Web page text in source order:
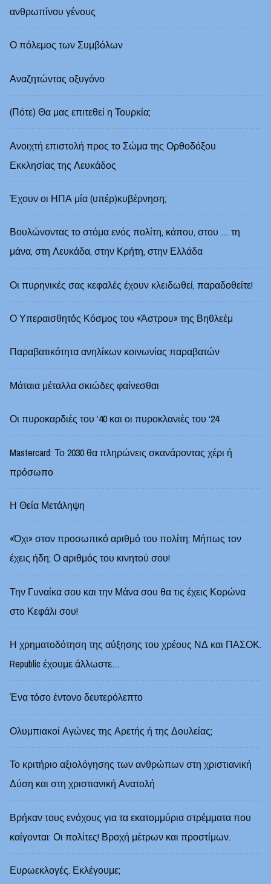
ανθρωπίνου γένους
Ο πόλεμος των Συμβόλων
Αναζητώντας οξυγόνο
(Πότε) Θα μας επιτεθεί η Τουρκία;
Ανοιχτή επιστολή προς το Σώμα της Ορθοδόξου
Εκκλησίας της Λευκάδος
Έχουν οι ΗΠΑ μία (υπέρ)κυβέρνηση;
Βουλώνοντας το στόμα ενός πολίτη, κάπου, στου … τη
μάνα, στη Λευκάδα, στην Κρήτη, στην Ελλάδα
Οι πυρηνικές σας κεφαλές έχουν κλειδωθεί, παραδοθείτε!
Ο Υπεραισθητός Κόσμος του «Άστρου» της Βηθλεέμ
Παραβατικότητα ανηλίκων κοινωνίας παραβατών
Μάταια μέταλλα σκιώδες φαίνεσθαι
Οι πυροκαρδιές του ‘40 και οι πυροκλανιές του ‘24
Mastercard: Το 2030 θα πληρώνεις σκανάροντας χέρι ή
πρόσωπο
Η Θεία Μετάληψη
«Όχι» στον προσωπικό αριθμό του πολίτη; Μήπως τον
έχεις ήδη; Ο αριθμός του κινητού σου!
Την Γυναίκα σου και την Μάνα σου θα τις έχεις Κορώνα
στο Κεφάλι σου!
Η χρηματοδότηση της αύξησης του χρέους ΝΔ και ΠΑΣΟΚ.
Republic έχουμε άλλωστε…
Ένα τόσο έντονο δευτερόλεπτο
Ολυμπιακοί Αγώνες της Αρετής ή της Δουλείας;
Το κριτήριο αξιολόγησης των ανθρώπων στη χριστιανική
Δύση και στη χριστιανική Ανατολή
Βρήκαν τους ενόχους για τα εκατομμύρια στρέμματα που
καίγονται: Οι πολίτες! Βροχή μέτρων και προστίμων.
Ευρωεκλογές. Εκλέγουμε;